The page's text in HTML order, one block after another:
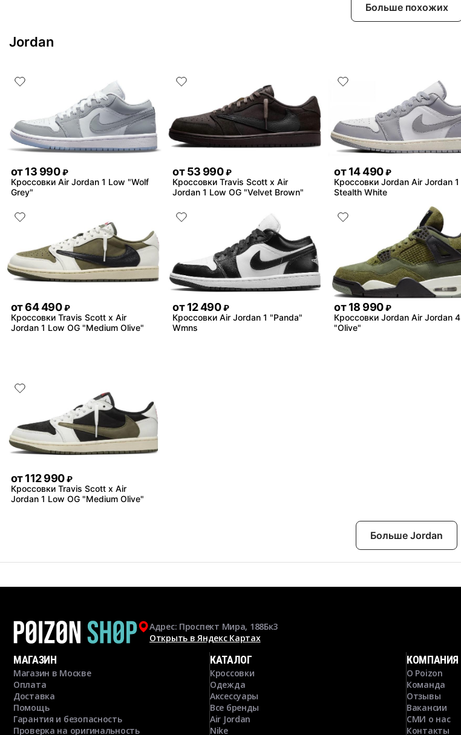
Больше похожих
Jordan
от13 990 ₽
Кроссовки Air Jordan 1 Low "Wolf
Grey"
от 53 990 ₽
Кроссовки Travis Scott x Air
Jordan 1 Low OG "Velvet Brown"
от 14 490 ₽
Кроссовки Jordan Air Jordan 1
Stealth White
от64 490 ₽
Кроссовки Travis Scott x Air
Jordan 1 Low OG "Medium Olive"
от 12 490 ₽
Кроссовки Air Jordan 1 "Panda"
Wmns
от 18 990 ₽
Кроссовки Jordan Air Jordan 4
"Olive"
от112 990 ₽
Кроссовки Travis Scott x Air
Jordan 1 Low OG "Medium Olive"
Больше Jordan
Адрес: Проспект Мира, 188Бк3
Открыть в Яндекс Картах
МАГАЗИН
Магазин в Москве
Оплата
Доставка
Помощь
Гарантия и безопасность
Проверка на оригинальность
КАТАЛОГ
Кроссовки
Одежда
Аксессуары
Все бренды
Air Jordan
Nike
КОМПАНИЯ
О Poizon
Команда
Отзывы
Вакансии
СМИ о нас
Контакты